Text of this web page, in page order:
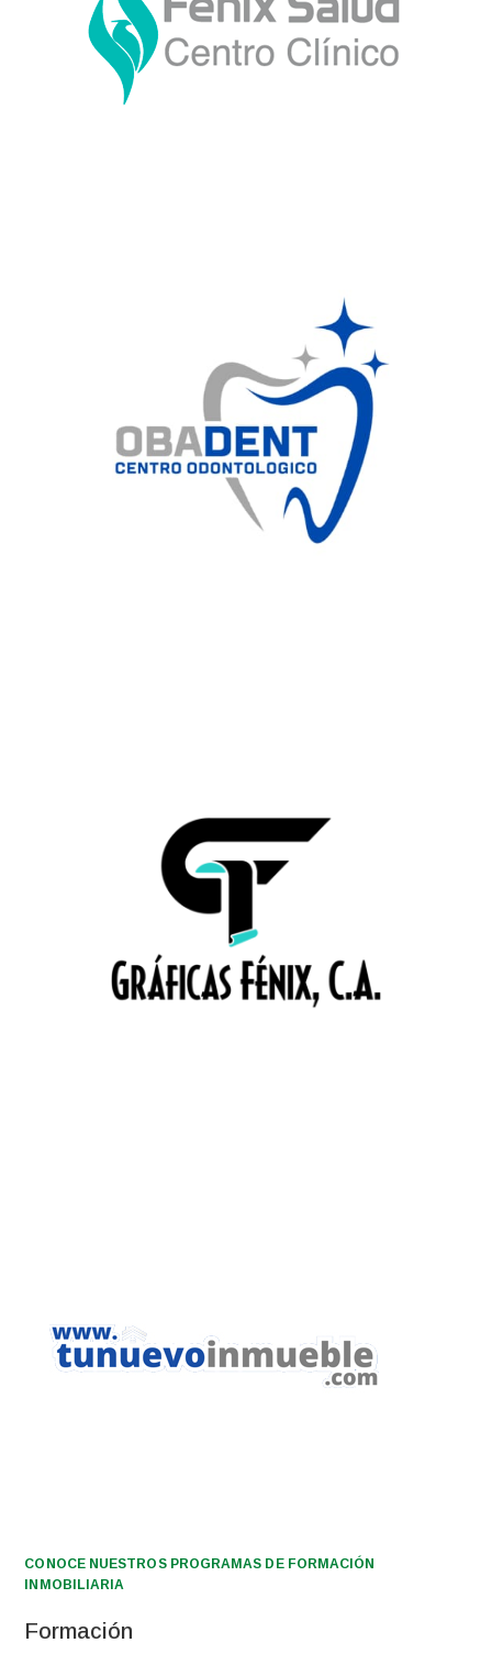
CONOCE NUESTROS PROGRAMAS DE FORMACIÓN
INMOBILIARIA
Formación